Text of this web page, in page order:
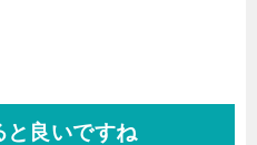
と良いですね